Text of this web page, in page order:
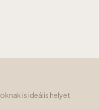
is ideális helyet